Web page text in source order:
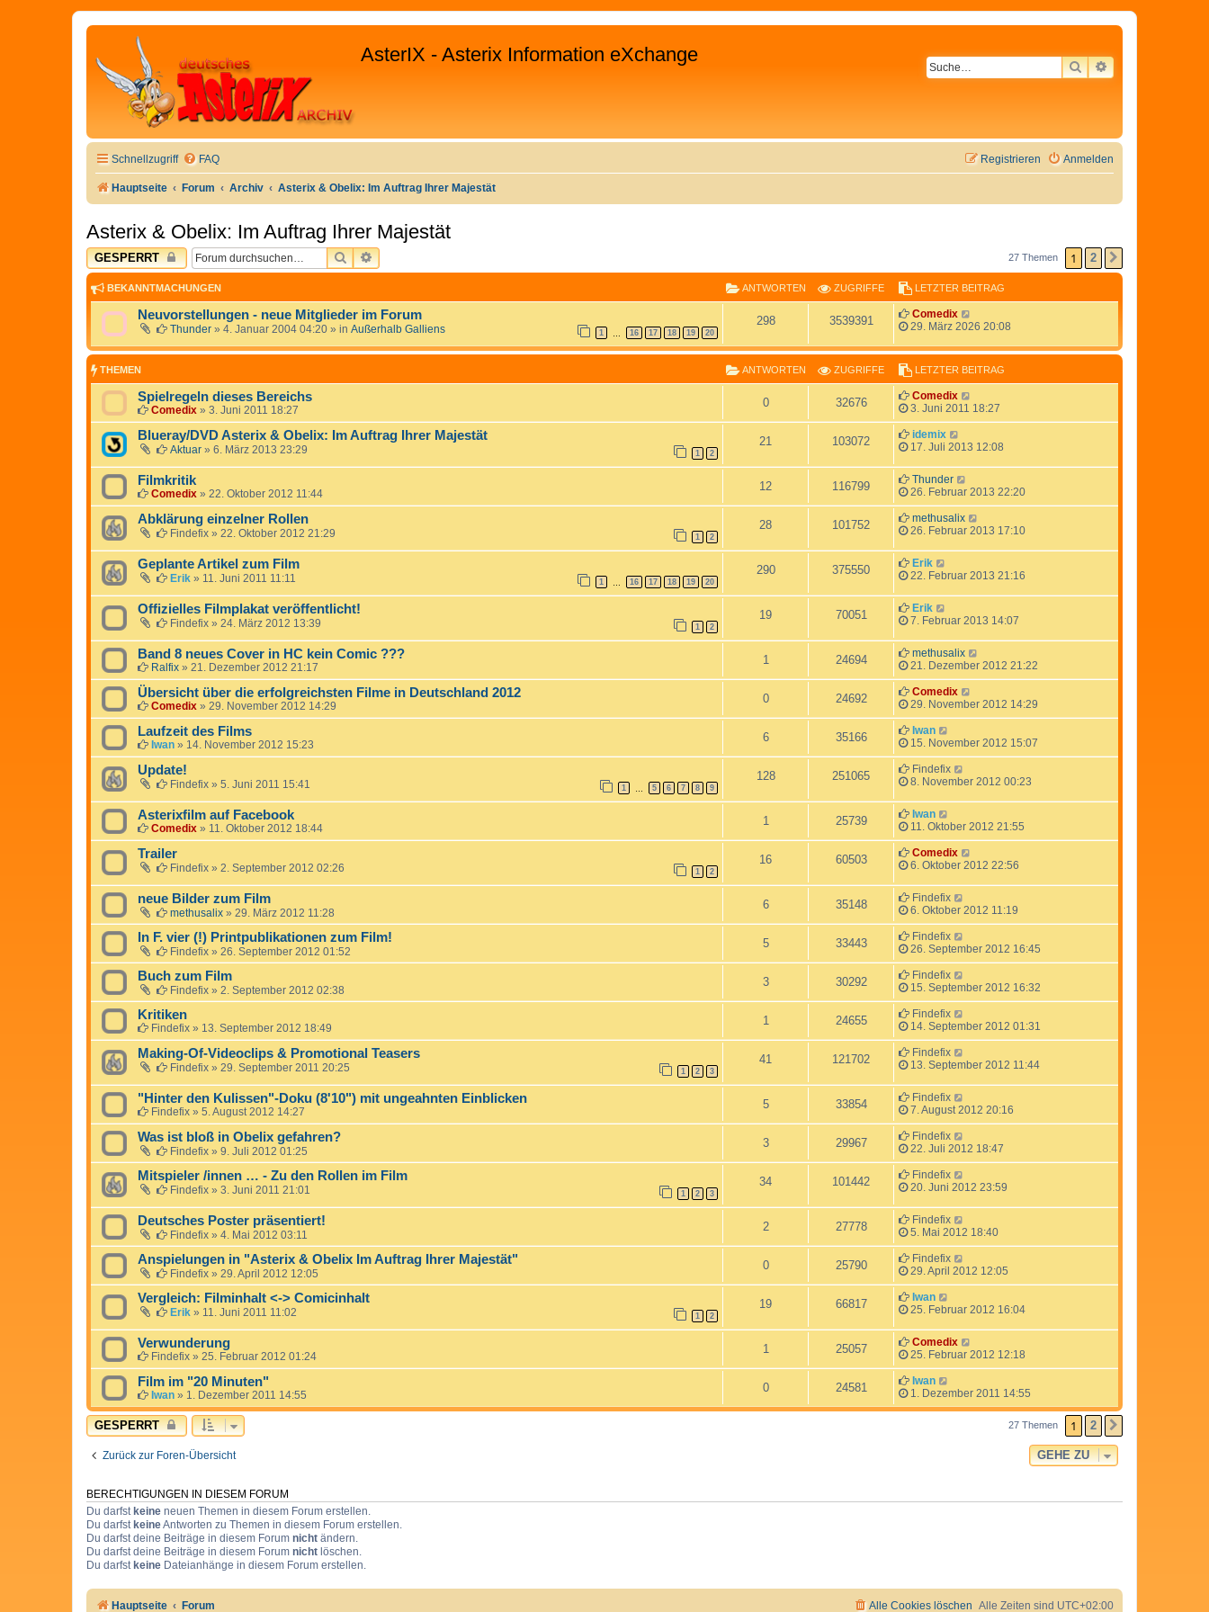
AsterIX - Asterix Information eXchange
SUCHEERWEITERTE
Schnellzugriff FAQ Anmelden
Registrieren
Hauptseite Forum Archiv Asterix & Obelix: Im Auftrag Ihrer Majestät
Asterix & Obelix: Im Auftrag Ihrer Majestät
GESPERRT SUCHEERWEITERTE SUCHE 27 Themen 1 2
BEKANNTMACHUNGEN ANTWORTEN ZUGRIFFE LETZTER BEITRAG
Neuvorstellungen - neue Mitglieder im Forum
Thunder » 4. Januar 2004 04:20 » in Außerhalb Galliens 1 16 17 18 19 20
298 3539391
Comedix
29. März 2026 20:08
THEMEN ANTWORTEN ZUGRIFFE LETZTER BEITRAG
Spielregeln dieses Bereichs
Comedix » 3. Juni 2011 18:27
0 32676
Comedix
3. Juni 2011 18:27
Blueray/DVD Asterix & Obelix: Im Auftrag Ihrer Majestät
Aktuar » 6. März 2013 23:29 1 2
21 103072
idemix
17. Juli 2013 12:08
Filmkritik
Comedix » 22. Oktober 2012 11:44
12 116799
Thunder
26. Februar 2013 22:20
Abklärung einzelner Rollen
Findefix » 22. Oktober 2012 21:29 1 2
28 101752
methusalix
26. Februar 2013 17:10
Geplante Artikel zum Film
Erik » 11. Juni 2011 11:11 1 16 17 18 19 20
290 375550
Erik
22. Februar 2013 21:16
Offizielles Filmplakat veröffentlicht!
Findefix » 24. März 2012 13:39 1 2
19 70051
Erik
7. Februar 2013 14:07
Band 8 neues Cover in HC kein Comic ???
Ralfix » 21. Dezember 2012 21:17
1 24694
methusalix
21. Dezember 2012 21:22
Übersicht über die erfolgreichsten Filme in Deutschland 2012
Comedix » 29. November 2012 14:29
0 24692
Comedix
29. November 2012 14:29
Laufzeit des Films
Iwan » 14. November 2012 15:23
6 35166
Iwan
15. November 2012 15:07
Update!
Findefix » 5. Juni 2011 15:41 1 5 6 7 8 9
128 251065
Findefix
8. November 2012 00:23
Asterixfilm auf Facebook
Comedix » 11. Oktober 2012 18:44
1 25739
Iwan
11. Oktober 2012 21:55
Trailer
Findefix » 2. September 2012 02:26 1 2
16 60503
Comedix
6. Oktober 2012 22:56
neue Bilder zum Film
methusalix » 29. März 2012 11:28
6 35148
Findefix
6. Oktober 2012 11:19
In F. vier (!) Printpublikationen zum Film!
Findefix » 26. September 2012 01:52
5 33443
Findefix
26. September 2012 16:45
Buch zum Film
Findefix » 2. September 2012 02:38
3 30292
Findefix
15. September 2012 16:32
Kritiken
Findefix » 13. September 2012 18:49
1 24655
Findefix
14. September 2012 01:31
Making-Of-Videoclips & Promotional Teasers
Findefix » 29. September 2011 20:25 1 2 3
41 121702
Findefix
13. September 2012 11:44
"Hinter den Kulissen"-Doku (8'10") mit ungeahnten Einblicken
Findefix » 5. August 2012 14:27
5 33854
Findefix
7. August 2012 20:16
Was ist bloß in Obelix gefahren?
Findefix » 9. Juli 2012 01:25
3 29967
Findefix
22. Juli 2012 18:47
Mitspieler /innen … - Zu den Rollen im Film
Findefix » 3. Juni 2011 21:01 1 2 3
34 101442
Findefix
20. Juni 2012 23:59
Deutsches Poster präsentiert!
Findefix » 4. Mai 2012 03:11
2 27778
Findefix
5. Mai 2012 18:40
Anspielungen in "Asterix & Obelix Im Auftrag Ihrer Majestät"
Findefix » 29. April 2012 12:05
0 25790
Findefix
29. April 2012 12:05
Vergleich: Filminhalt <-> Comicinhalt
Erik » 11. Juni 2011 11:02 1 2
19 66817
Iwan
25. Februar 2012 16:04
Verwunderung
Findefix » 25. Februar 2012 01:24
1 25057
Comedix
25. Februar 2012 12:18
Film im "20 Minuten"
Iwan » 1. Dezember 2011 14:55
0 24581
Iwan
1. Dezember 2011 14:55
GESPERRT 27 Themen 1 2
Zurück zur Foren-Übersicht GEHE ZU
BERECHTIGUNGEN IN DIESEM FORUM
Du darfst keine neuen Themen in diesem Forum erstellen.
Du darfst keineAntworten zu Themen in diesem Forum erstellen.
Du darfst deine Beiträge in diesem Forum nicht ändern.
Du darfst deine Beiträge in diesem Forum nicht löschen.
Du darfst keine Dateianhänge in diesem Forum erstellen.
Hauptseite Forum Alle Zeiten sind UTC+02:00
Alle Cookies löschen